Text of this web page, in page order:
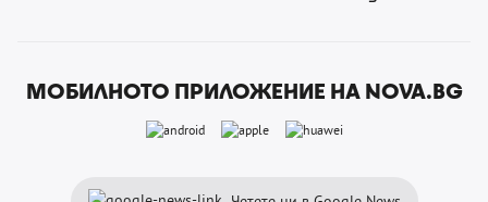
МОБИЛНОТО ПРИЛОЖЕНИЕ НА NOVA.BG